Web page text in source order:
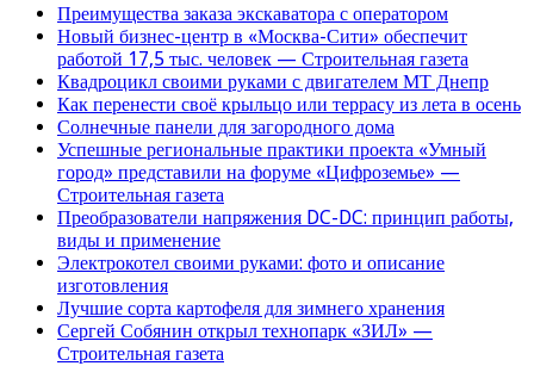
Преимущества заказа экскаватора с оператором
Новый бизнес-центр в «Москва-Сити» обеспечит
работой 17,5 тыс. человек — Строительная газета
Квадроцикл своими руками с двигателем МТ Днепр
Как перенести своё крыльцо или террасу из лета в осень
Солнечные панели для загородного дома
Успешные региональные практики проекта «Умный
город» представили на форуме «Цифроземье» —
Строительная газета
Преобразователи напряжения DC-DC: принцип работы,
виды и применение
Электрокотел своими руками: фото и описание
изготовления
Лучшие сорта картофеля для зимнего хранения
Сергей Собянин открыл технопарк «ЗИЛ» —
Строительная газета